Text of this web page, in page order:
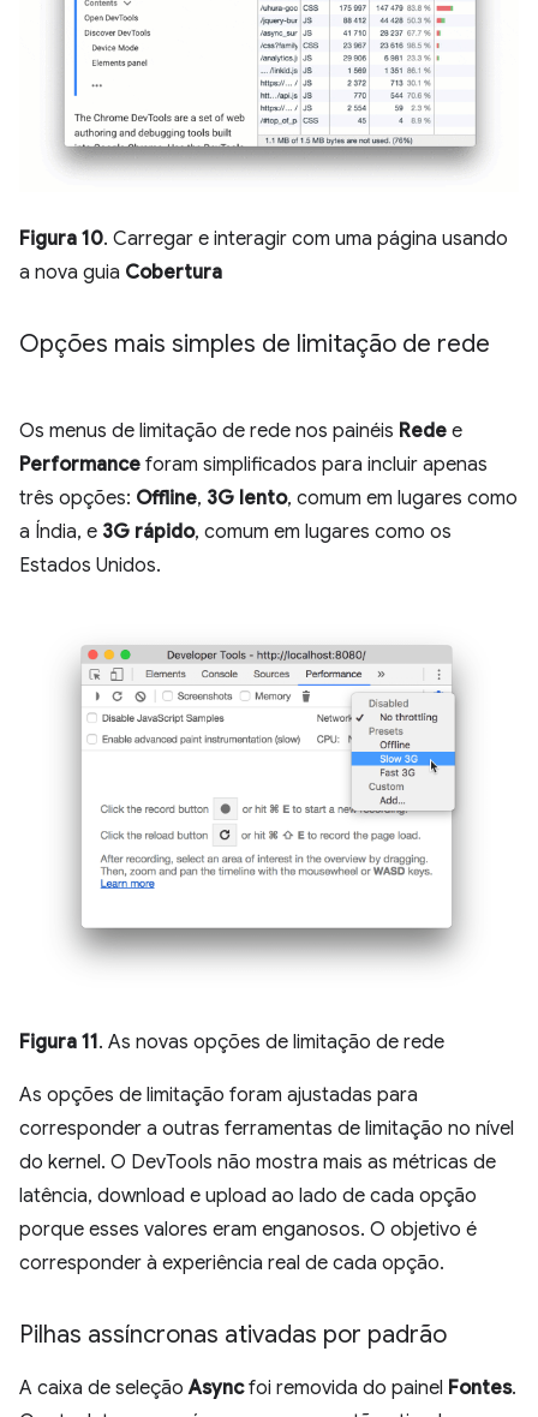
Figura 10. Carregar e interagir com uma página usando
a nova guia Cobertura
Opções mais simples de limitação de rede
Os menus de limitação de rede nos painéis Rede e
Performance foram simplificados para incluir apenas
três opções: Offline, 3G lento, comum em lugares como
a Índia, e 3G rápido, comum em lugares como os
Estados Unidos.
Figura 11. As novas opções de limitação de rede
As opções de limitação foram ajustadas para
corresponder a outras ferramentas de limitação no nível
do kernel. O DevTools não mostra mais as métricas de
latência, download e upload ao lado de cada opção
porque esses valores eram enganosos. O objetivo é
corresponder à experiência real de cada opção.
Pilhas assíncronas ativadas por padrão
A caixa de seleçãoAsyncfoi removida do painel Fontes.